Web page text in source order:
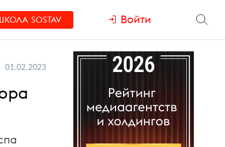
SOSTAV Войти
01.02.2023